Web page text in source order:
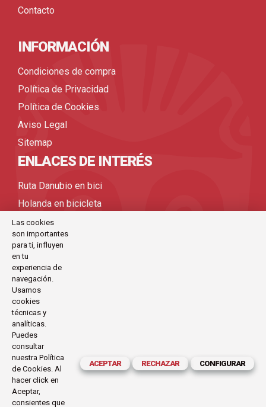
Contacto
INFORMACIÓN
Condiciones de compra
Política de Privacidad
Política de Cookies
Aviso Legal
Sitemap
ENLACES DE INTERÉS
Ruta Danubio en bici
Holanda en bicicleta
Viajes bicicleta organizados
Viajes en bicicleta por Europa
Viajes en bicicleta
Viajes en bici
CONTACTO
C/Antoni Maria Claret, 111-113 (Barcelona)
exode@exode.es
934 561 885
Horario:
Lunes a Viernes
Las cookies
son importantes
para ti, influyen
en tu
experiencia de
navegación.
Usamos
cookies
técnicas y
analíticas.
Puedes
consultar
nuestra Política
de Cookies. Al
hacer click en
Aceptar,
consientes que
ACEPTAR RECHAZAR CONFIGURAR